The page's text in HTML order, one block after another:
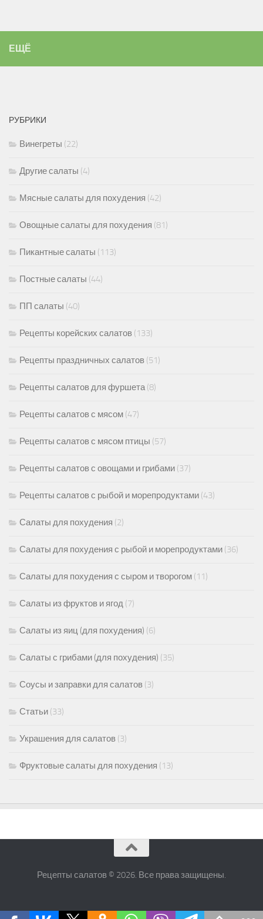
ЕЩЁ
РУБРИКИ
Винегреты (22)
Другие салаты (4)
Мясные салаты для похудения (42)
Овощные салаты для похудения (81)
Пикантные салаты (113)
Постные салаты (44)
ПП салаты (40)
Рецепты корейских салатов (133)
Рецепты праздничных салатов (51)
Рецепты салатов для фуршета(8)
Рецепты салатов с мясом (47)
Рецепты салатов с мясом птицы (57)
Рецепты салатов с овощами и грибами (37)
Рецепты салатов с рыбой и морепродуктами (43)
Салаты для похудения (2)
Салаты для похудения с рыбой и морепродуктами (36)
Салаты для похудения с сыром и творогом (11)
Салаты из фруктов и ягод (7)
Салаты из яиц (для похудения) (6)
Салаты с грибами (для похудения) (35)
Соусы и заправки для салатов (3)
Статьи (33)
Украшения для салатов (3)
Фруктовые салаты для похудения (13)
Рецепты салатов © 2026. Все права защищены.